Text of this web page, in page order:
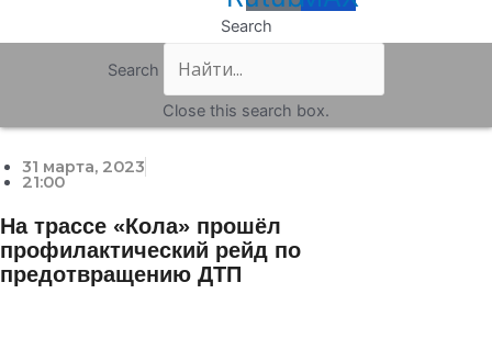
Search
Search
Close this search box.
31 марта, 2023
21:00
На трассе «Кола» прошёл
профилактический рейд по
предотвращению ДТП